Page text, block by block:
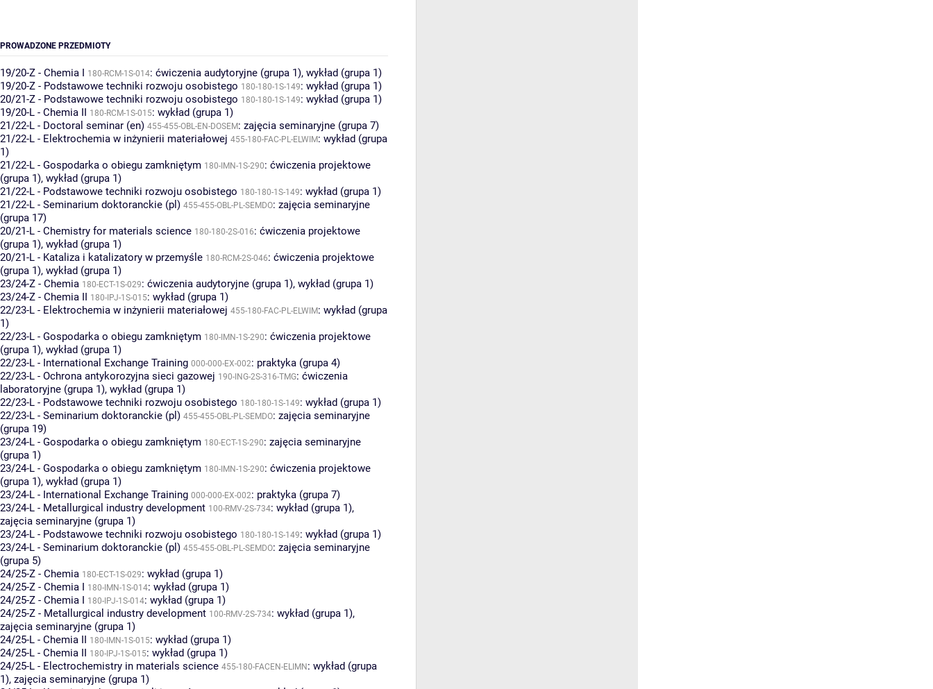
PROWADZONE PRZEDMIOTY
19/20-Z - Chemia I 180-RCM-1S-014: ćwiczenia audytoryjne (grupa 1), wykład (grupa 1)
19/20-Z - Podstawowe techniki rozwoju osobistego 180-180-1S-149: wykład (grupa 1)
20/21-Z - Podstawowe techniki rozwoju osobistego 180-180-1S-149: wykład (grupa 1)
19/20-L - Chemia II 180-RCM-1S-015: wykład (grupa 1)
21/22-L - Doctoral seminar (en) 455-455-OBL-EN-DOSEM: zajęcia seminaryjne (grupa 7)
21/22-L - Elektrochemia w inżynierii materiałowej 455-180-FAC-PL-ELWIM: wykład (grupa
1)
21/22-L - Gospodarka o obiegu zamkniętym 180-IMN-1S-290: ćwiczenia projektowe
(grupa 1), wykład (grupa 1)
21/22-L - Podstawowe techniki rozwoju osobistego 180-180-1S-149: wykład (grupa 1)
21/22-L - Seminarium doktoranckie (pl) 455-455-OBL-PL-SEMDO: zajęcia seminaryjne
(grupa 17)
20/21-L - Chemistry for materials science 180-180-2S-016: ćwiczenia projektowe
(grupa 1), wykład (grupa 1)
20/21-L - Kataliza i katalizatory w przemyśle 180-RCM-2S-046: ćwiczenia projektowe
(grupa 1), wykład (grupa 1)
23/24-Z - Chemia 180-ECT-1S-029: ćwiczenia audytoryjne (grupa 1), wykład (grupa 1)
23/24-Z - Chemia II 180-IPJ-1S-015: wykład (grupa 1)
22/23-L - Elektrochemia w inżynierii materiałowej 455-180-FAC-PL-ELWIM: wykład (grupa
1)
22/23-L - Gospodarka o obiegu zamkniętym 180-IMN-1S-290: ćwiczenia projektowe
(grupa 1), wykład (grupa 1)
22/23-L - International Exchange Training 000-000-EX-002: praktyka (grupa 4)
22/23-L - Ochrona antykorozyjna sieci gazowej 190-ING-2S-316-TMG: ćwiczenia
laboratoryjne (grupa 1), wykład (grupa 1)
22/23-L - Podstawowe techniki rozwoju osobistego 180-180-1S-149: wykład (grupa 1)
22/23-L - Seminarium doktoranckie (pl) 455-455-OBL-PL-SEMDO: zajęcia seminaryjne
(grupa 19)
23/24-L - Gospodarka o obiegu zamkniętym 180-ECT-1S-290: zajęcia seminaryjne
(grupa 1)
23/24-L - Gospodarka o obiegu zamkniętym 180-IMN-1S-290: ćwiczenia projektowe
(grupa 1), wykład (grupa 1)
23/24-L - International Exchange Training 000-000-EX-002: praktyka (grupa 7)
23/24-L - Metallurgical industry development 100-RMV-2S-734: wykład (grupa 1),
zajęcia seminaryjne (grupa 1)
23/24-L - Podstawowe techniki rozwoju osobistego 180-180-1S-149: wykład (grupa 1)
23/24-L - Seminarium doktoranckie (pl) 455-455-OBL-PL-SEMDO: zajęcia seminaryjne
(grupa 5)
24/25-Z - Chemia 180-ECT-1S-029: wykład (grupa 1)
24/25-Z - Chemia I 180-IMN-1S-014: wykład (grupa 1)
24/25-Z - Chemia I 180-IPJ-1S-014: wykład (grupa 1)
24/25-Z - Metallurgical industry development 100-RMV-2S-734: wykład (grupa 1),
zajęcia seminaryjne (grupa 1)
24/25-L - Chemia II 180-IMN-1S-015: wykład (grupa 1)
24/25-L - Chemia II 180-IPJ-1S-015: wykład (grupa 1)
24/25-L - Electrochemistry in materials science 455-180-FACEN-ELIMN : wykład (grupa
1), zajęcia seminaryjne (grupa 1)